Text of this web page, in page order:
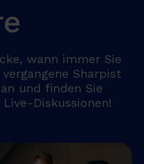
wann immer Sie
Sharpist
und finden Sie
Diskussionen!